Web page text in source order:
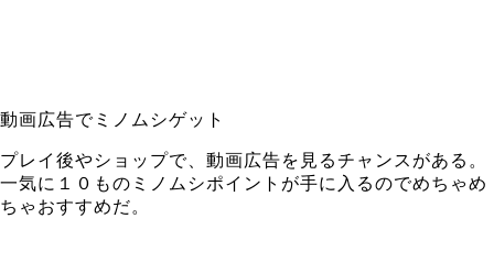
動画広告でミノムシゲット
プレイ後やショップで、動画広告を見るチャンスがある。
一気に１０ものミノムシポイントが手に入るのでめちゃめ
ちゃおすすめだ。